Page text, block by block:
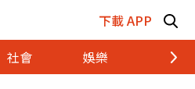
下載 APP
社會 娛樂 財經